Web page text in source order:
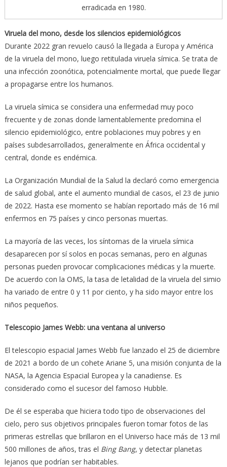
erradicada en 1980.
Viruela del mono, desde los silencios epidemiológicos
Durante 2022 gran revuelo causó la llegada a Europa y América
de la viruela del mono, luego retitulada viruela símica. Se trata de
una infección zoonótica, potencialmente mortal, que puede llegar
a propagarse entre los humanos.
La viruela símica se considera una enfermedad muy poco
frecuente y de zonas donde lamentablemente predomina el
silencio epidemiológico, entre poblaciones muy pobres y en
países subdesarrollados, generalmente en África occidental y
central, donde es endémica.
La Organización Mundial de la Salud la declaró como emergencia
de salud global, ante el aumento mundial de casos, el 23 de junio
de 2022. Hasta ese momento se habían reportado más de 16 mil
enfermos en 75 países y cinco personas muertas.
La mayoría de las veces, los síntomas de la viruela símica
desaparecen por sí solos en pocas semanas, pero en algunas
personas pueden provocar complicaciones médicas y la muerte.
De acuerdo con la OMS, la tasa de letalidad de la viruela del simio
ha variado de entre 0 y 11 por ciento, y ha sido mayor entre los
niños pequeños.
Telescopio James Webb: una ventana al universo
El telescopio espacial James Webb fue lanzado el 25 de diciembre
de 2021 a bordo de un cohete Ariane 5, una misión conjunta de la
NASA, la Agencia Espacial Europea y la canadiense. Es
considerado como el sucesor del famoso Hubble.
De él se esperaba que hiciera todo tipo de observaciones del
cielo, pero sus objetivos principales fueron tomar fotos de las
primeras estrellas que brillaron en el Universo hace más de 13 mil
500 millones de años, tras el Bing Bang, y detectar planetas
lejanos que podrían ser habitables.